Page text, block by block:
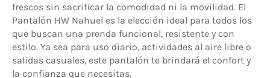
frescos sin sacrificar la comodidad ni la movilidad. El
Pantalón HW Nahuel es la elección ideal para todos los
que buscan una prenda funcional, resistente y con
estilo. Ya sea para uso diario, actividades al aire libre o
salidas casuales, este pantalón te brindará el confort y
la confianza que necesitas.